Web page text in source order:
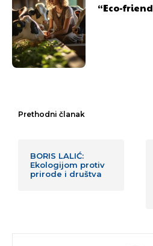
“Eco-
Prethodni članak
BORIS LALIĆ:
Ekologijom protiv
prirode i društva